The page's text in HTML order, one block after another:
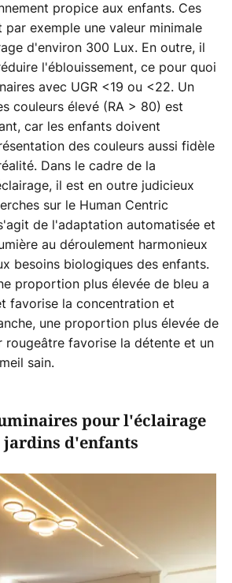
propice aux enfants. Ces
par exemple une valeur minimale
d'environ 300 Lux. En outre, il
l'éblouissement, ce pour quoi
avec UGR <19 ou <22. Un
couleurs élevé (RA > 80) est
car les enfants doivent
des couleurs aussi fidèle
Dans le cadre de la
il est en outre judicieux
sur le Human Centric
de l'adaptation automatisée et
au déroulement harmonieux
besoins biologiques des enfants.
proportion plus élevée de bleu a
favorise la concentration et
une proportion plus élevée de
rougeâtre favorise la détente et un
sain.
pour l'éclairage
jardins d'enfants